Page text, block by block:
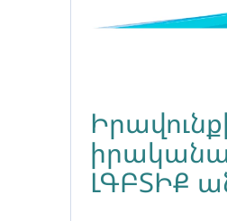
ԼԳԲՏԻՔ